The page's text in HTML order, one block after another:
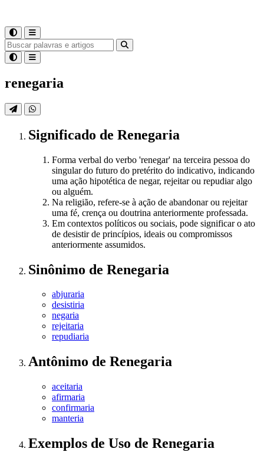
renegaria
Significado de Renegaria
Forma verbal do verbo 'renegar' na terceira pessoa do
singular do futuro do pretérito do indicativo, indicando
uma ação hipotética de negar, rejeitar ou repudiar algo
ou alguém.
Na religião, refere-se à ação de abandonar ou rejeitar
uma fé, crença ou doutrina anteriormente professada.
Em contextos políticos ou sociais, pode significar o ato
de desistir de princípios, ideais ou compromissos
anteriormente assumidos.
Sinônimo de Renegaria
abjuraria
desistiria
negaria
rejeitaria
repudiaria
Antônimo de Renegaria
aceitaria
afirmaria
confirmaria
manteria
Exemplos de Uso de Renegaria